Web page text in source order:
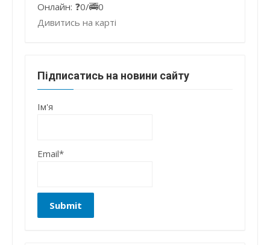
Онлайн: ❓0/🚎0
Дивитись на карті
Підписатись на новини сайту
Ім'я
Email*